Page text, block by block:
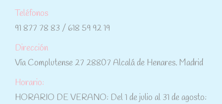
Teléfonos
91 877 78 83 / 618 59 92 19
Dirección
Vía Complutense 27 28807 Alcalá de Henares. Madrid
Horario:
HORARIO DE VERANO: Del 1 de julio al 31 de agosto: